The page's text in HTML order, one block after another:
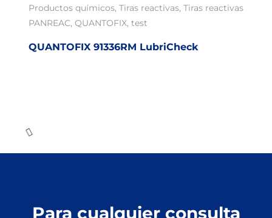
Productos químicos, Tiras reactivas, Tiras reactivas
PANREAC, QUANTOFIX, test
QUANTOFIX 91336RM LubriCheck